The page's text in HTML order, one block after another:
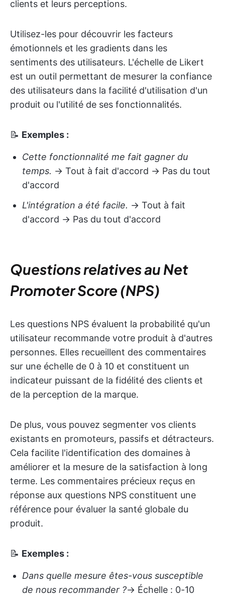
clients et leurs perceptions.
Utilisez-les pour découvrir les facteurs
émotionnels et les gradients dans les
sentiments des utilisateurs. L'échelle de Likert
est un outil permettant de mesurer la confiance
des utilisateurs dans la facilité d'utilisation d'un
produit ou l'utilité de ses fonctionnalités.
📝 Exemples :
Cette fonctionnalité me fait gagner du
temps. → Tout à fait d'accord → Pas du tout
d'accord
L'intégration a été facile. → Tout à fait
d'accord → Pas du tout d'accord
Questions relatives au Net
Promoter Score (NPS)
Les questions NPS évaluent la probabilité qu'un
utilisateur recommande votre produit à d'autres
personnes. Elles recueillent des commentaires
sur une échelle de 0 à 10 et constituent un
indicateur puissant de la fidélité des clients et
de la perception de la marque.
De plus, vous pouvez segmenter vos clients
existants en promoteurs, passifs et détracteurs.
Cela facilite l'identification des domaines à
améliorer et la mesure de la satisfaction à long
terme. Les commentaires précieux reçus en
réponse aux questions NPS constituent une
référence pour évaluer la santé globale du
produit.
📝 Exemples :
Dans quelle mesure êtes-vous susceptible
de nous recommander ?→ Échelle : 0-10